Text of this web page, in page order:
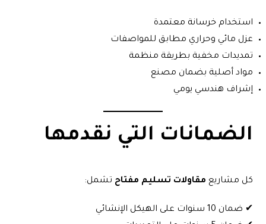
استخدام خرسانة معتمدة
عزل مائي وحراري مطابق للمواصفات
تمديدات مخفية بطريقة منظمة
مواد أصلية بضمان مصنع
إشراف هندسي يومي
الضمانات التي نقدمها
كل مشاريع مقاولات تسليم مفتاح تشمل:
✔ ضمان 10 سنوات على الهيكل الإنشائي